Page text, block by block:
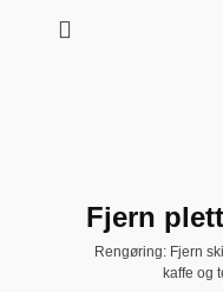
Fjern
Rengøring: Fjern
kaffe og